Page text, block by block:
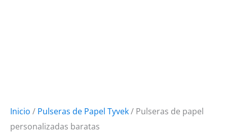
Inicio / Pulseras de Papel Tyvek/ Pulseras de papel
personalizadas baratas